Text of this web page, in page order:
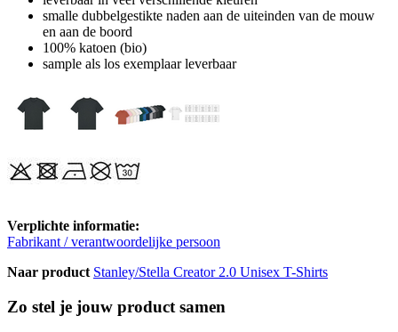
smalle dubbelgestikte naden aan de uiteinden van de mouw
en aan de boord
100% katoen (bio)
sample als los exemplaar leverbaar
Verplichte informatie:
Fabrikant / verantwoordelijke persoon
Naar product Stanley/Stella Creator 2.0 Unisex T-Shirts
Zo stel je jouw product samen